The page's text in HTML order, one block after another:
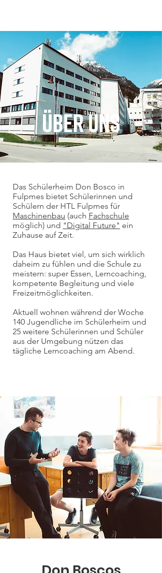
Über Uns
Das Schülerheim Don Bosco in
Fulpmes bietet Schülerinnen und
Schülern der HTL Fulpmes für
Maschinenbau (auch Fachschule
möglich) und "Digital Future" ein
Zuhause auf Zeit.
Das Haus bietet viel, um sich wirklich
daheim zu fühlen und die Schule zu
meistern: super Essen, Lerncoaching,
kompetente Begleitung und viele
Freizeitmöglichkeiten.
Aktuell wohnen während der Woche
140 Jugendliche im Schülerheim und
25 weitere Schülerinnen und Schüler
aus der Umgebung nützen das
tägliche Lerncoaching am Abend.